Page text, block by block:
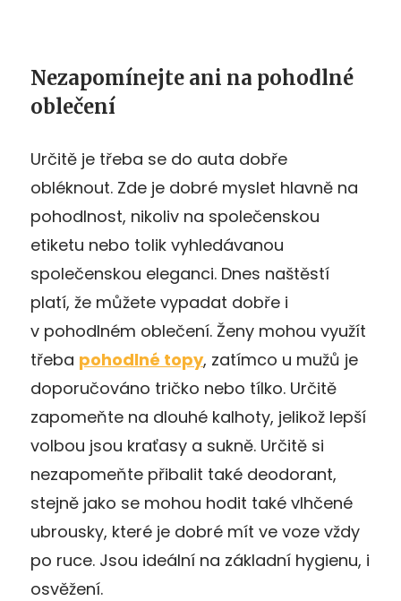
Nezapomínejte ani na pohodlné
oblečení
Určitě je třeba se do auta dobře
obléknout. Zde je dobré myslet hlavně na
pohodlnost, nikoliv na společenskou
etiketu nebo tolik vyhledávanou
společenskou eleganci. Dnes naštěstí
platí, že můžete vypadat dobře i
v pohodlném oblečení. Ženy mohou využít
třeba pohodlné topy, zatímco u mužů je
doporučováno tričko nebo tílko. Určitě
zapomeňte na dlouhé kalhoty, jelikož lepší
volbou jsou kraťasy a sukně. Určitě si
nezapomeňte přibalit také deodorant,
stejně jako se mohou hodit také vlhčené
ubrousky, které je dobré mít ve voze vždy
po ruce. Jsou ideální na základní hygienu, i
osvěžení.